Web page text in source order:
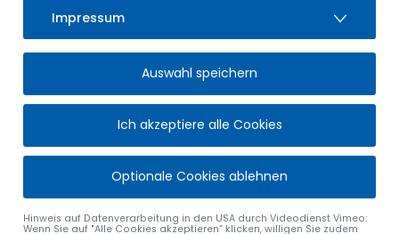
Impressum
Auswahl speichern
Ich akzeptiere alle Cookies
Optionale Cookies ablehnen
Hinweis auf Datenverarbeitung in den USA durch Videodienst Vimeo:
Wenn Sie auf "Alle Cookies akzeptieren“ klicken, willigen Sie zudem